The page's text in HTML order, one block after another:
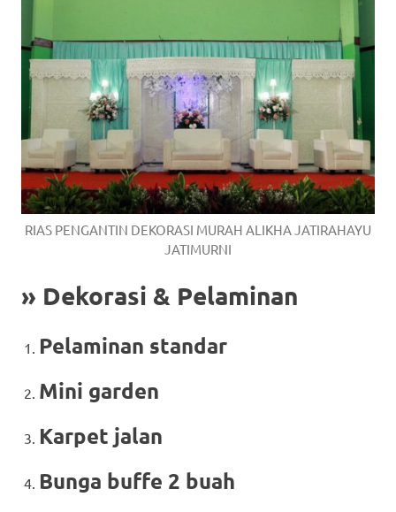
RIAS PENGANTIN DEKORASI MURAH ALIKHA JATIRAHAYU
JATIMURNI
» Dekorasi & Pelaminan
Pelaminan standar
Mini garden
Karpet jalan
Bunga buffe 2 buah